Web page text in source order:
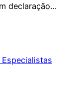
declaração…